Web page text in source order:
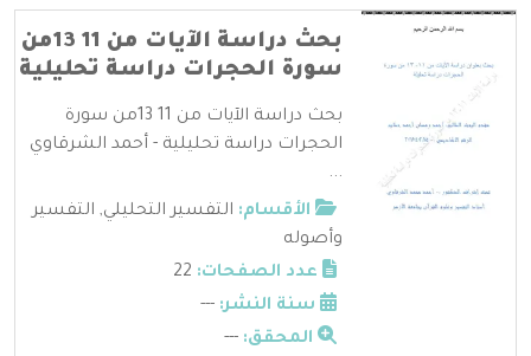
بحث دراسة الآيات من 11 13من
سورة الحجرات دراسة تحليلية
بحث دراسة الآيات من 11 13من سورة
الحجرات دراسة تحليلية - أحمد الشرقاوي
...
الأقسام: التفسير التحليلي, التفسير
وأصوله
عدد الصفحات:
سنة النشر: ---
المحقق: ---